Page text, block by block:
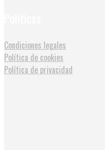
Condiciones legales
Política de cookies
Política de privacidad